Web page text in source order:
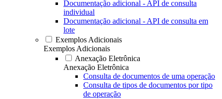
Documentação adicional - API de consulta
individual
Documentação adicional - API de consulta em
lote
Exemplos Adicionais
Exemplos Adicionais
Anexação Eletrônica
Anexação Eletrônica
Consulta de documentos de uma operação
Consulta de tipos de documentos por tipo
de operação